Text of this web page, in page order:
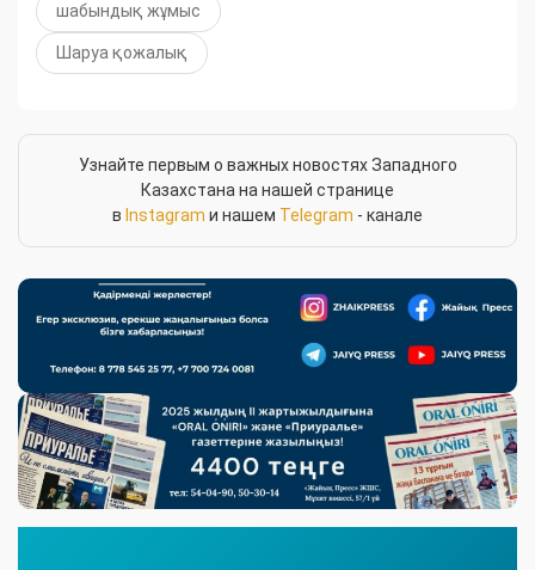
шабындық жұмыс
Шаруа қожалық
Узнайте первым о важных новостях Западного
Казахстана на нашей странице
в Instagram и нашем Telegram - канале